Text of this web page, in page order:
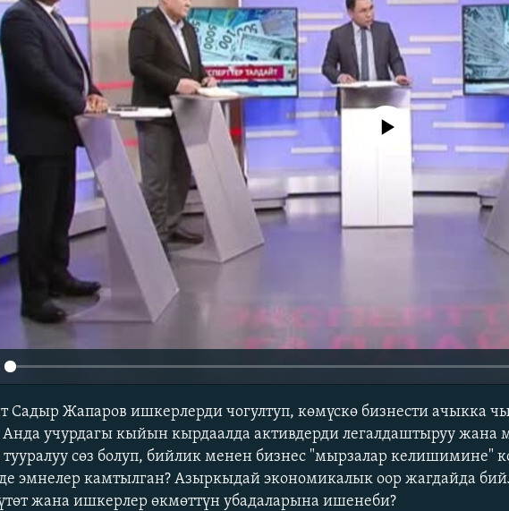
No media source currently
Садыр Жапаров ишкерлерди чогултуп, көмүскө бизнести ачыкка
учурдагы кыйын кырдаалда активдерди легалдаштыруу жана
сөз болуп, бийлик менен бизнес "мырзалар келишимине"
эмнелер камтылган? Азыркыдай экономикалык оор жагдайда
жана ишкерлер өкмөттүн убадаларына ишенеби?